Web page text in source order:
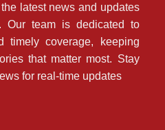
latest news and updates
Our team is dedicated to
timely coverage, keeping
that matter most. Stay
for real-time updates